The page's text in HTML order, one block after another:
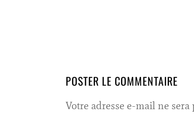
POSTER LE COMMENTAIRE
Votre adresse e-mail ne sera